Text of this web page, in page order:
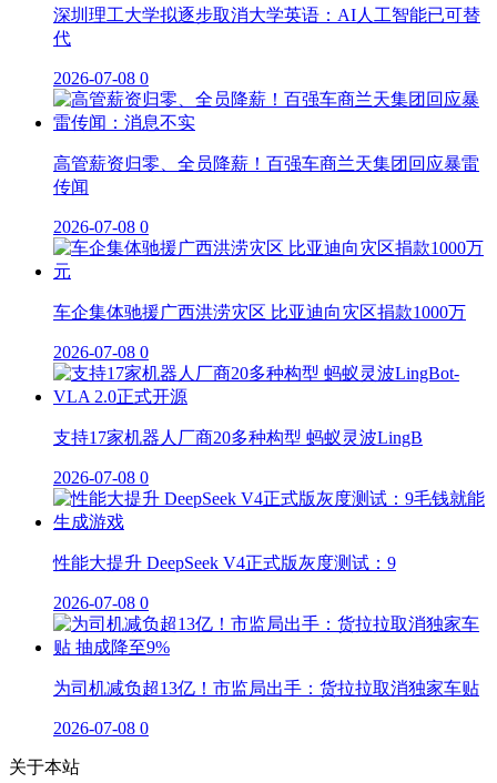
深圳理工大学拟逐步取消大学英语：AI人工智能已可替
代
2026-07-08 0
高管薪资归零、全员降薪！百强车商兰天集团回应暴雷
传闻
2026-07-08 0
车企集体驰援广西洪涝灾区 比亚迪向灾区捐款1000万
2026-07-08 0
支持17家机器人厂商20多种构型 蚂蚁灵波LingB
2026-07-08 0
性能大提升 DeepSeek V4正式版灰度测试：9
2026-07-08 0
为司机减负超13亿！市监局出手：货拉拉取消独家车贴
2026-07-08 0
关于本站